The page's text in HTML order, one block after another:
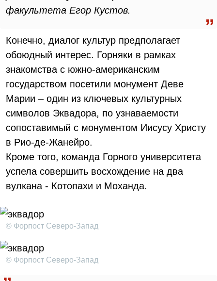
факультета Егор Кустов.
Конечно, диалог культур предполагает
обоюдный интерес. Горняки в рамках
знакомства с южно-американским
государством посетили монумент Деве
Марии – один из ключевых культурных
символов Эквадора, по узнаваемости
сопоставимый с монументом Иисусу Христу
в Рио-де-Жанейро.
Кроме того, команда Горного университета
успела совершить восхождение на два
вулкана - Котопахи и Моханда.
© Форпост Северо-Запад
© Форпост Северо-Запад